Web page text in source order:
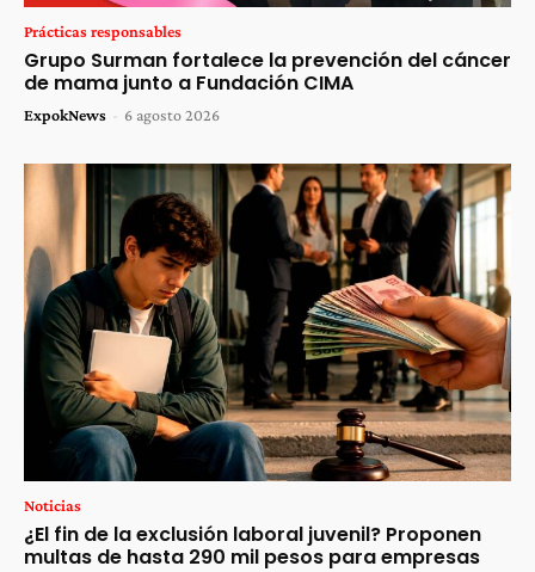
Prácticas responsables
Grupo Surman fortalece la prevención del cáncer
de mama junto a Fundación CIMA
ExpokNews - 6 agosto 2026
Noticias
¿El fin de la exclusión laboral juvenil? Proponen
multas de hasta 290 mil pesos para empresas